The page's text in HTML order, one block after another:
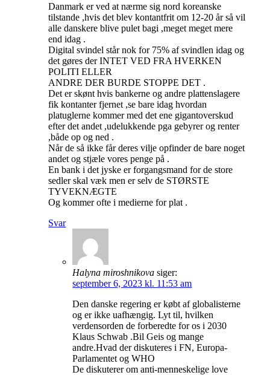
Danmark er ved at nærme sig nord koreanske
tilstande ,hvis det blev kontantfrit om 12-20 år så vil
alle danskere blive pulet bagi ,meget meget mere
end idag .
Digital svindel står nok for 75% af svindlen idag og
det gøres der INTET VED FRA HVERKEN
POLITI ELLER
ANDRE DER BURDE STOPPE DET .
Det er skønt hvis bankerne og andre plattenslagere
fik kontanter fjernet ,se bare idag hvordan
platuglerne kommer med det ene gigantoverskud
efter det andet ,udelukkende pga gebyrer og renter
,både op og ned .
Når de så ikke får deres vilje opfinder de bare noget
andet og stjæle vores penge på .
En bank i det jyske er forgangsmand for de store
sedler skal væk men er selv de STØRSTE
TYVEKNÆGTE
Og kommer ofte i medierne for plat .
Svar
Halyna miroshnikova siger:
september 6, 2023 kl. 11:53 am
Den danske regering er købt af globalisterne
og er ikke uafhængig. Lyt til, hvilken
verdensorden de forberedte for os i 2030
Klaus Schwab .Bil Geis og mange
andre.Hvad der diskuteres i FN, Europa-
Parlamentet og WHO
De diskuterer om anti-menneskelige love